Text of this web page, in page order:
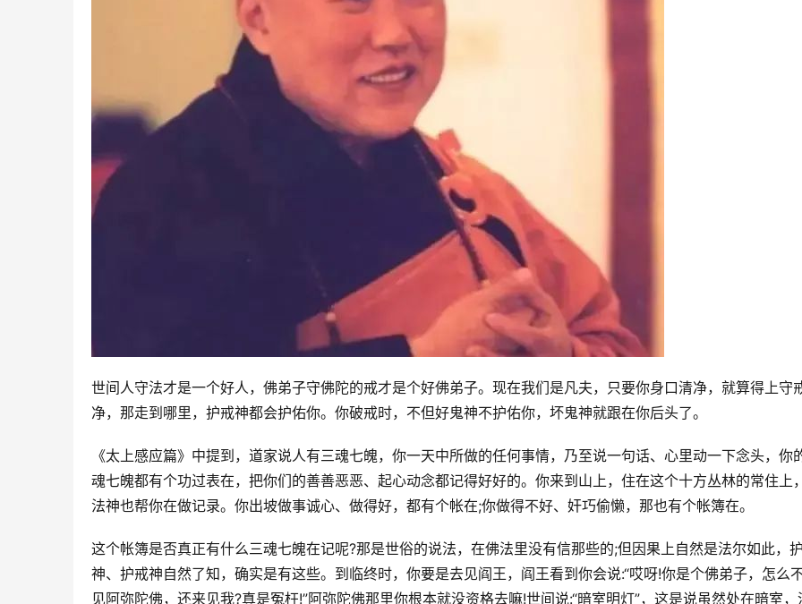
世间人守法才是一个好人，佛弟子守佛陀的戒才是个好佛弟子。现在我们是凡夫，只要你身口清净，就算得上守
净，那走到哪里，护戒神都会护佑你。你破戒时，不但好鬼神不护佑你，坏鬼神就跟在你后头了。
《太上感应篇》中提到，道家说人有三魂七魄，你一天中所做的任何事情，乃至说一句话、心里动一下念头，你
魂七魄都有个功过表在，把你们的善善恶恶、起心动念都记得好好的。你来到山上，住在这个十方丛林的常住上
法神也帮你在做记录。你出坡做事诚心、做得好，都有个帐在;你做得不好、奸巧偷懒，那也有个帐簿在。
这个帐簿是否真正有什么三魂七魄在记呢?那是世俗的说法，在佛法里没有信那些的;但因果上自然是法尔如此，
神、护戒神自然了知，确实是有这些。到临终时，你要是去见阎王，阎王看到你会说:“哎呀!你是个佛弟子，怎么
见阿弥陀佛，还来见我?真是冤枉!”阿弥陀佛那里你根本就没资格去嘛!世间说:“暗室明灯”，这是说虽然处在暗室，